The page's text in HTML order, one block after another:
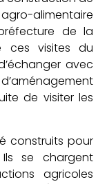
alimentaire
de la
ces visites du
avec
de visiter les
construits pour
se chargent
agricoles